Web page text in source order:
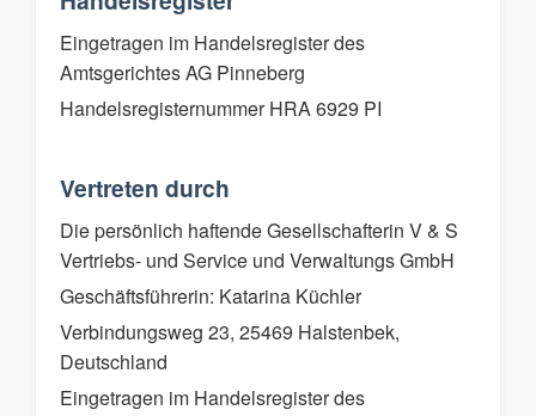
Eingetragen im Handelsregister des
Amtsgerichtes AG Pinneberg
Handelsregisternummer HRA 6929 PI
Vertreten durch
Die persönlich haftende Gesellschafterin V & S
Vertriebs- und Service und Verwaltungs GmbH
Geschäftsführerin: Katarina Küchler
Verbindungsweg 23, 25469 Halstenbek,
Deutschland
Eingetragen im Handelsregister des